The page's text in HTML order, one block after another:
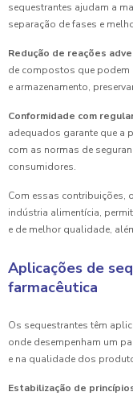
sequestrantes ajudam a
separação de fases e
Redução de reações
de compostos que podem
e armazenamento,
Conformidade com
adequados garante que a
com as normas de
consumidores.
Com essas contribuições,
indústria alimentícia,
e de melhor qualidade,
Aplicações de
farmacêutica
Os sequestrantes têm
onde desempenham um
e na qualidade dos
Estabilização de